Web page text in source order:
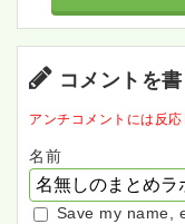
コメントを書
アンチコメントには反
名前
Save my name,